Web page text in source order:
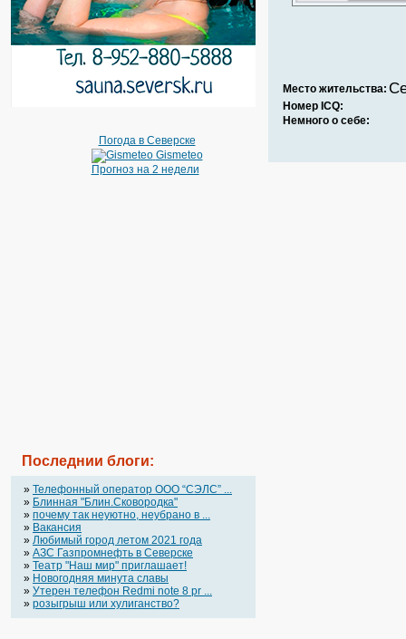
Погода в Северске
Gismeteo
Прогноз на 2 недели
Последнии блоги:
» Телефонный оператор OOO “СЭЛС” ...
» Блинная "Блин.Сковородка"
» почему так неуютно, неубрано в ...
» Вакансия
» Любимый город летом 2021 года
» АЗС Газпромнефть в Северске
» Театр "Наш мир" приглашает!
» Новогодняя минута славы
» Утерен телефон Redmi note 8 pr ...
» розыгрыш или хулиганство?
Место жительства:
Номер ICQ:
Немного о себе: